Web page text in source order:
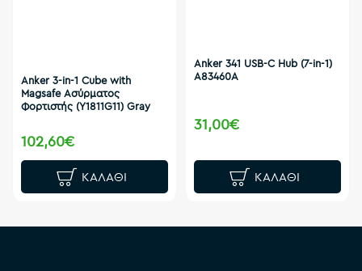
Anker 3-in-1 Cube with
Magsafe Ασύρματος
Φορτιστής (Y1811G11) Gray
102,60€
ΚΑΛΆΘΙ
Anker 341 USB-C Hub (7-in-1)
A83460A
31,00€
ΚΑΛΆΘΙ